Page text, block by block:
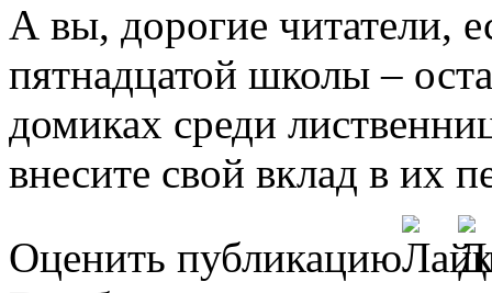
А вы, дорогие читатели,
пятнадцатой школы –
домиках среди
внесите свой вклад в их
Оценить публикацию